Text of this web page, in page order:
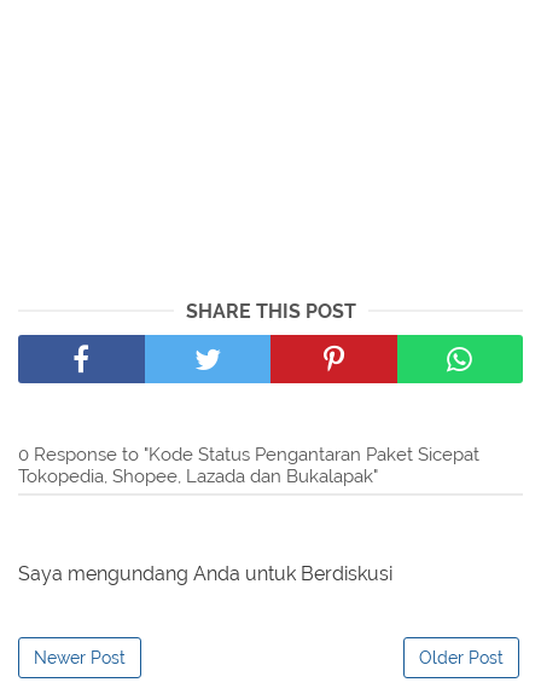
SHARE THIS POST
0 Response to "Kode Status Pengantaran Paket Sicepat
Tokopedia, Shopee, Lazada dan Bukalapak"
Saya mengundang Anda untuk Berdiskusi
Newer Post Older Post